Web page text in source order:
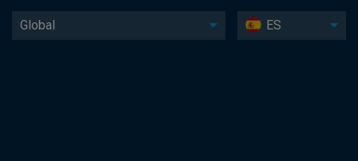
Global ES